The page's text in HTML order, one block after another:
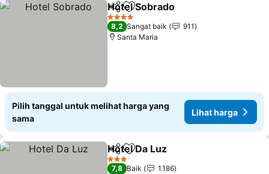
BagikanTambahkan ke favorit
Hotel Sobrado
4 Bintang
8,2 Sangat baik
911
Santa Maria
Pilih tanggal untuk melihat harga yang
sama
Lihat harga
BagikanTambahkan ke favorit
Hotel Da Luz
3 Bintang
7,8 Baik
1.186